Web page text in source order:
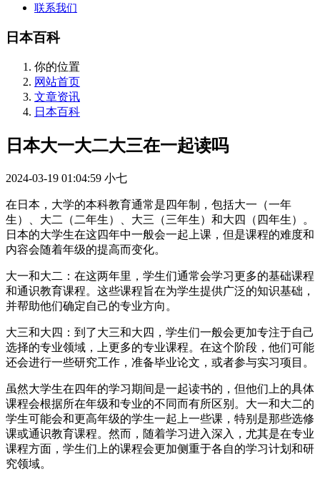
联系我们
日本百科
你的位置
网站首页
文章资讯
日本百科
日本大一大二大三在一起读吗
2024-03-19 01:04:59 小七
在日本，大学的本科教育通常是四年制，包括大一（一年
生）、大二（二年生）、大三（三年生）和大四（四年生）。
日本的大学生在这四年中一般会一起上课，但是课程的难度和
内容会随着年级的提高而变化。
大一和大二：在这两年里，学生们通常会学习更多的基础课程
和通识教育课程。这些课程旨在为学生提供广泛的知识基础，
并帮助他们确定自己的专业方向。
大三和大四：到了大三和大四，学生们一般会更加专注于自己
选择的专业领域，上更多的专业课程。在这个阶段，他们可能
还会进行一些研究工作，准备毕业论文，或者参与实习项目。
虽然大学生在四年的学习期间是一起读书的，但他们上的具体
课程会根据所在年级和专业的不同而有所区别。大一和大二的
学生可能会和更高年级的学生一起上一些课，特别是那些选修
课或通识教育课程。然而，随着学习进入深入，尤其是在专业
课程方面，学生们上的课程会更加侧重于各自的学习计划和研
究领域。